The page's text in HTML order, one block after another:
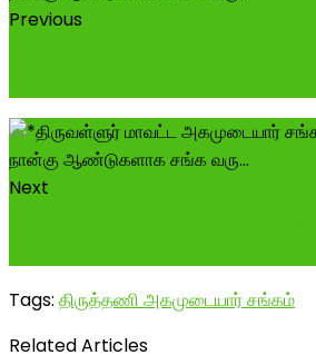
Previous
Next
Tags: திருத்தணி அகமுடையார் சங்கம்
Related Articles